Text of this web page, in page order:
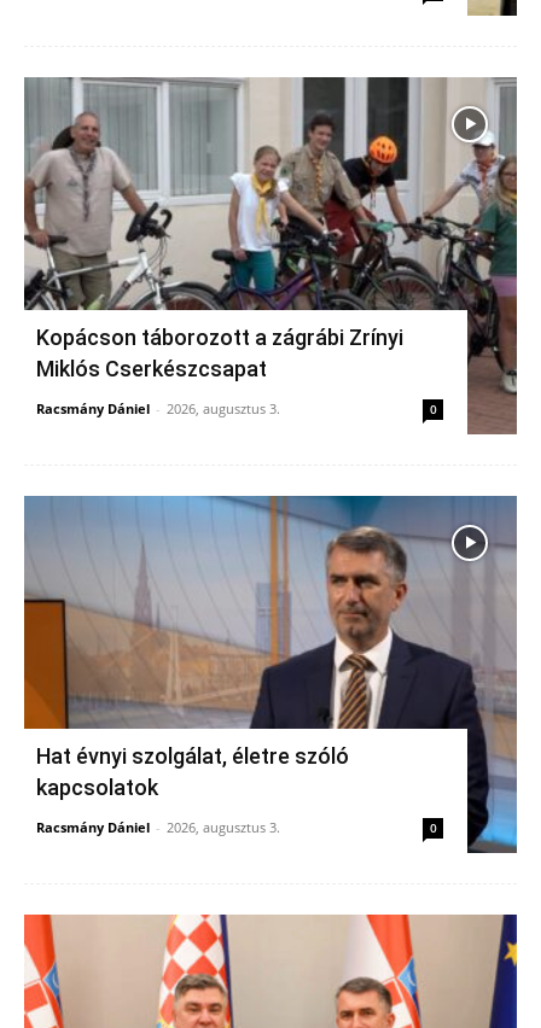
Kopácson táborozott a zágrábi Zrínyi
Miklós Cserkészcsapat
Racsmány Dániel - 2026, augusztus 3. 0
Hat évnyi szolgálat, életre szóló
kapcsolatok
Racsmány Dániel - 2026, augusztus 3. 0